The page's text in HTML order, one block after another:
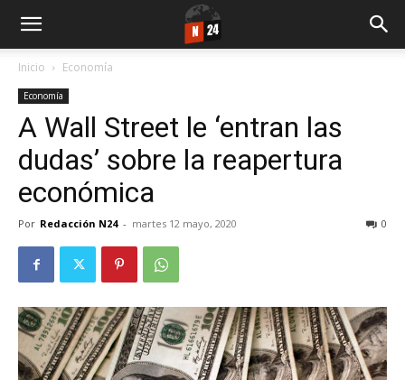
Inicio Economía
Economía
A Wall Street le ‘entran las
dudas’ sobre la reapertura
económica
Por Redacción N24 - martes 12 mayo, 2020 0